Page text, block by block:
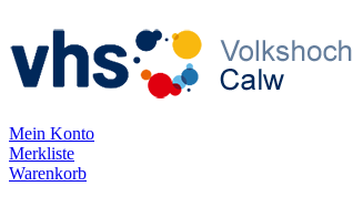
Mein Konto
Merkliste
Warenkorb